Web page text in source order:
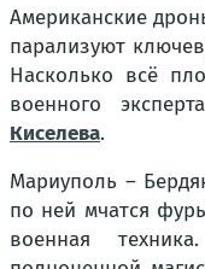
Американские
парализуют
Насколько всё
военного
Киселева.
Мариуполь –
по ней мчатся
военная